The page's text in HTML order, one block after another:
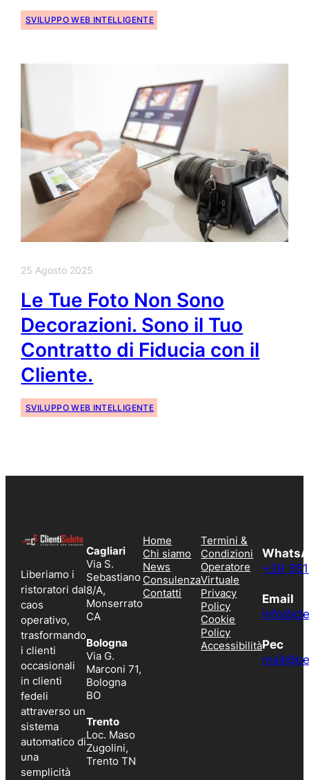
SVILUPPO WEB INTELLIGENTE
25 Agosto 2025
Le Tue Foto Non Sono
Decorazioni. Sono il Tuo
Contratto di Fiducia con il
Cliente.
SVILUPPO WEB INTELLIGENTE
Liberiamo i
ristoratori dal
caos
operativo,
trasformando
i clienti
occasionali
in clienti
fedeli
attraverso un
sistema
automatico di
una
semplicità
Cagliari
Via S.
Sebastiano
8/A,
Monserrato
CA
Bologna
Via G.
Marconi 71,
Bologna
BO
Trento
Loc. Maso
Zugolini,
Trento TN
Home
Chi siamo
News
Consulenza
Contatti
Termini &
Condizioni
Operatore
Virtuale
Privacy
Policy
Cookie
Policy
Accessibilità
+39
Email
Pec